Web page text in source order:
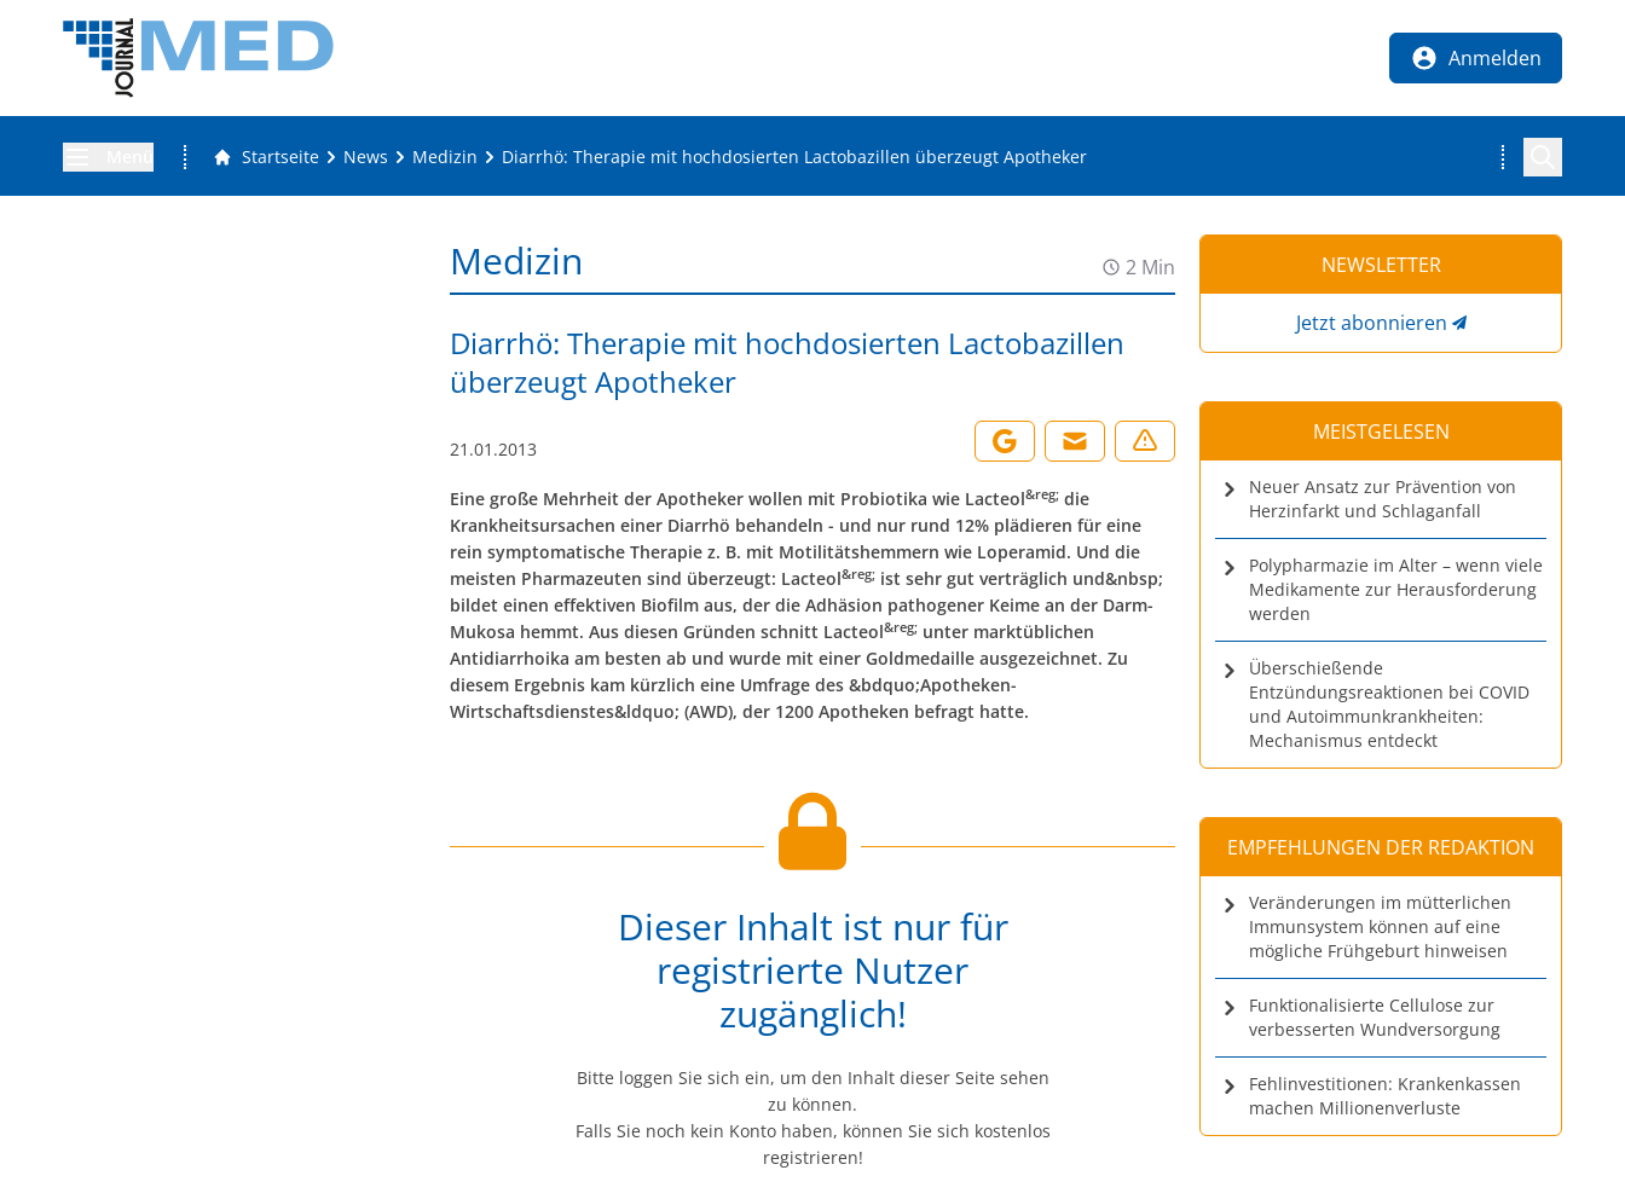
Anmelden
Startseite News Medizin Diarrhö: Therapie mit hochdosierten Lactobazillen überzeugt Apotheker
Medizin 2 Min
Diarrhö: Therapie mit hochdosierten Lactobazillen
überzeugt Apotheker
21.01.2013
Eine große Mehrheit der Apotheker wollen mit Probiotika wie Lacteol&reg; die
Krankheitsursachen einer Diarrhö behandeln - und nur rund 12% plädieren für eine
rein symptomatische Therapie z. B. mit Motilitätshemmern wie Loperamid. Und die
meisten Pharmazeuten sind überzeugt: Lacteol&reg; ist sehr gut verträglich und&nbsp;
bildet einen effektiven Biofilm aus, der die Adhäsion pathogener Keime an der Darm-
Mukosa hemmt. Aus diesen Gründen schnitt Lacteol&reg; unter marktüblichen
Antidiarrhoika am besten ab und wurde mit einer Goldmedaille ausgezeichnet. Zu
diesem Ergebnis kam kürzlich eine Umfrage des &bdquo;Apotheken-
Wirtschaftsdienstes&ldquo; (AWD), der 1200 Apotheken befragt hatte.
Dieser Inhalt ist nur für
registrierte Nutzer
zugänglich!
Bitte loggen Sie sich ein, um den Inhalt dieser Seite sehen
zu können.
Falls Sie noch kein Konto haben, können Sie sich kostenlos
registrieren!
NEWSLETTER
Jetzt abonnieren
MEISTGELESEN
Neuer Ansatz zur Prävention von
Herzinfarkt und Schlaganfall
Polypharmazie im Alter – wenn viele
Medikamente zur Herausforderung
werden
Überschießende
Entzündungsreaktionen bei COVID
und Autoimmunkrankheiten:
Mechanismus entdeckt
EMPFEHLUNGEN DER REDAKTION
Veränderungen im mütterlichen
Immunsystem können auf eine
mögliche Frühgeburt hinweisen
Funktionalisierte Cellulose zur
verbesserten Wundversorgung
Fehlinvestitionen: Krankenkassen
machen Millionenverluste